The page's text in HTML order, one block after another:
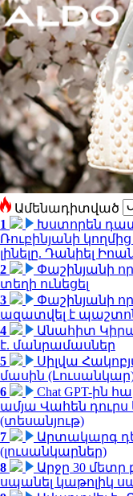
Ամենադիտված
1
Խստորեն
Ռուբինյանի
լինելը. Դանիել
2
Փաշինյանի
տեղի ունեցել
3
Փաշինյանի
ազատվել է
4
Անահիտ
է. մանրամասներ
5
Սիլվա
մասին
6
Chat GPT-ին
ամյա Վահեն
(տեսանյութ)
7
Արտակարգ
(լուսանկարներ)
8
Արջը 30 մետր
սպանել կաթոլիկ